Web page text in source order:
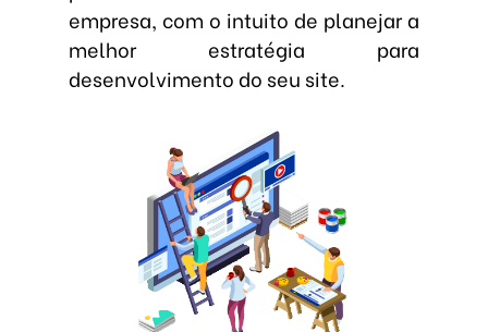
empresa, com o intuito de planejar a
melhor estratégia para
desenvolvimento do seu site.